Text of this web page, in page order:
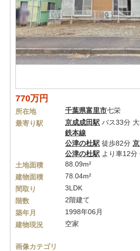
770万円
所在地 千葉県富里市七栄
最寄り駅
京成成田駅 バス33分
鉄本線
公津の杜駅 徒歩82分
公津の杜駅 より車12分
土地面積
88.09m²
建物面積
78.04m²
間取り
3LDK
階数
2階建て
築年月
1998年06月
建物現況
空家
画像カテゴリ